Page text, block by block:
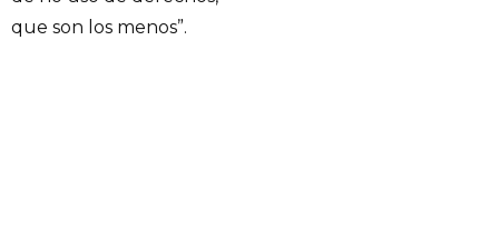
que son los menos”.